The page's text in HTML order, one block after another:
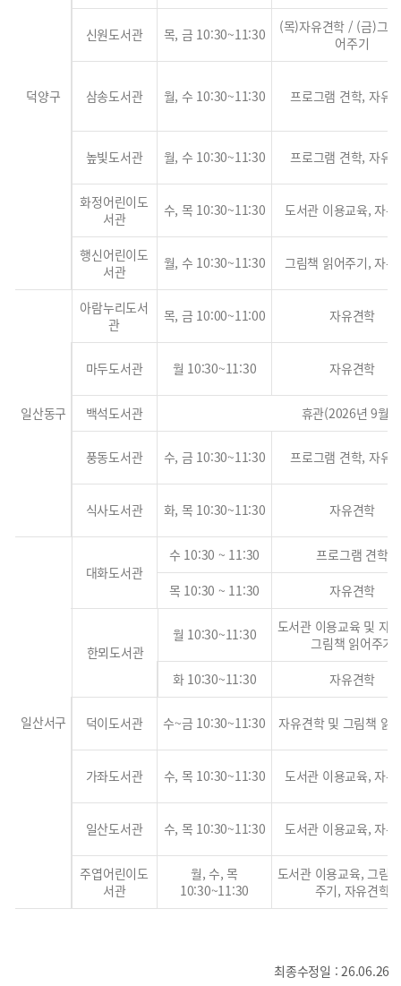
덕양구
신원도서관 목, 금 10:30~11:30
(목)자유견학 / (금)그
어주기
삼송도서관 월, 수 10:30~11:30 프로그램 견학, 자유
높빛도서관 월, 수 10:30~11:30 프로그램 견학, 자유
화정어린이도
서관
수, 목 10:30~11:30 도서관 이용교육, 자유
행신어린이도
서관
월, 수 10:30~11:30 그림책 읽어주기, 자유
일산동구
아람누리도서
관
목, 금 10:00~11:00 자유견학
마두도서관 월 10:30~11:30 자유견학
백석도서관 휴관(2026년 9월
풍동도서관 수, 금 10:30~11:30 프로그램 견학, 자유
식사도서관 화, 목 10:30~11:30 자유견학
일산서구
대화도서관
수 10:30 ~ 11:30
프로그램 견학
목 10:30 ~ 11:30
자유견학
한뫼도서관
월 10:30~11:30
도서관 이용교육 및 자
그림책 읽어주기
화 10:30~11:30
자유견학
덕이도서관 수~금 10:30~11:30 자유견학 및 그림책 읽
가좌도서관 수, 목 10:30~11:30 도서관 이용교육, 자유
일산도서관 수, 목 10:30~11:30 도서관 이용교육, 자유
주엽어린이도
서관
월, 수, 목
10:30~11:30
도서관 이용교육, 그림
주기, 자유견학
최종수정일 : 26.06.26